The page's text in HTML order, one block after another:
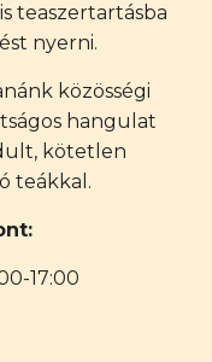
teaszertartásba
nyerni.
közösségi
hangulat
kötetlen
teákkal.
17:00